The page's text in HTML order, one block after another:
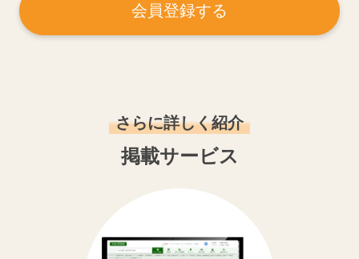
会員登録する
さらに詳しく紹介
掲載サービス